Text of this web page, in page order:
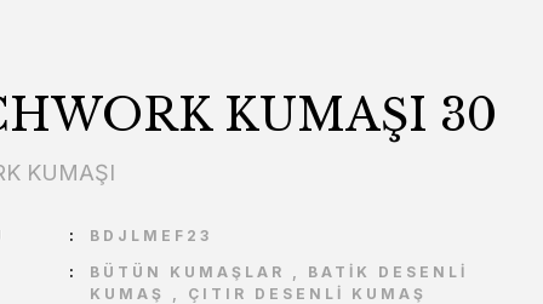
KUMAŞI 30
KUMAŞI
BDJLMEF23
BÜTÜN KUMAŞLAR , BATİK DESENLİ
KUMAŞ
, ÇITIR DESENLİ KUMAŞ